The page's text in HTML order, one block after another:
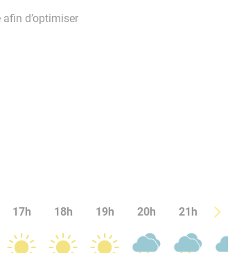
d’optimiser
17h 18h 19h 20h 21h 22h